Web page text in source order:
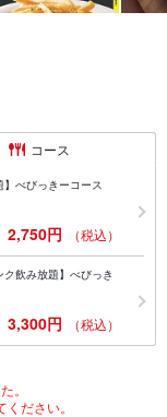
コース
べびっきーコース
2,750円 （税込）
飲み放題】べびっき
3,300円 （税込）
。
ださい。